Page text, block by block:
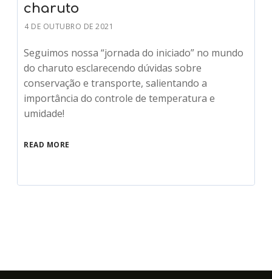
charuto
4 DE OUTUBRO DE 2021
Seguimos nossa “jornada do iniciado” no mundo
do charuto esclarecendo dúvidas sobre
conservação e transporte, salientando a
importância do controle de temperatura e
umidade!
READ MORE